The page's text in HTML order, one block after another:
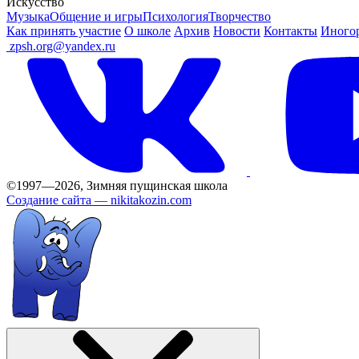
МузыкаОбщение и игрыПсихологияТворчество
Как принять участие О школе Архив Новости Контакты
zpsh.org@yandex.ru
©1997—2026, Зимняя пущинская школа
Создание сайта — nikitakozin.com